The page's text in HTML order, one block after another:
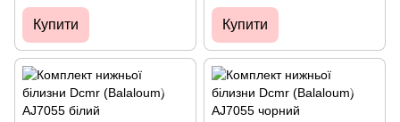
Купити Купити